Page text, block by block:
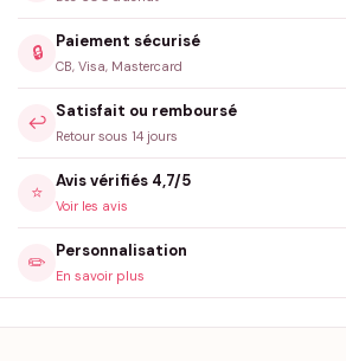
🔒
Paiement sécurisé
CB, Visa, Mastercard
↩️
Satisfait ou remboursé
Retour sous 14 jours
⭐
Avis vérifiés 4,7/5
Voir les avis
✏️
Personnalisation
En savoir plus